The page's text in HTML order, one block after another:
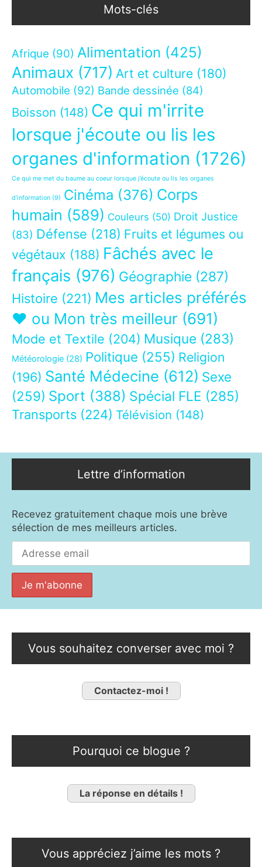
Mots-clés
Afrique (90) Alimentation (425)
Animaux (717) Art et culture (180)
Automobile (92) Bande dessinée (84)
Boisson (148) Ce qui m'irrite
lorsque j'écoute ou lis les
organes d'information (1726)
Ce qui me met du baume au coeur lorsque j’écoute ou lis les organes
d’information (9) Cinéma (376) Corps
humain (589) Couleurs (50) Droit Justice
(83) Défense (218) Fruits et légumes ou
végétaux (188) Fâchés avec le
français (976) Géographie (287)
Histoire (221) Mes articles préférés
❤ ou Mon très meilleur (691)
Mode et Textile (204) Musique (283)
Météorologie (28) Politique (255) Religion
(196) Santé Médecine (612) Sexe
(259) Sport (388) Spécial FLE (285)
Transports (224) Télévision (148)
Lettre d’information
Recevez gratuitement chaque mois une brève
sélection de mes meilleurs articles.
Vous souhaitez converser avec moi ?
Contactez-moi !
Pourquoi ce blogue ?
La réponse en détails !
Vous appréciez j’aime les mots ?